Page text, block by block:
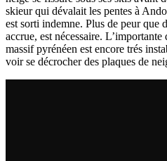
skieur qui dévalait les pentes à
est sorti indemne. Plus de peur que
accrue, est nécessaire.
massif pyrénéen est encore trés
voir se décrocher des plaques de